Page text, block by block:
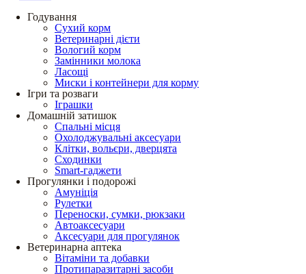
Годування
Сухий корм
Ветеринарні дієти
Вологий корм
Замінники молока
Ласощі
Миски і контейнери для корму
Ігри та розваги
Іграшки
Домашній затишок
Спальні місця
Охолоджувальні аксесуари
Клітки, вольєри, дверцята
Сходинки
Smart-гаджети
Прогулянки і подорожі
Амуніція
Рулетки
Переноски, сумки, рюкзаки
Автоаксесуари
Аксесуари для прогулянок
Ветеринарна аптека
Вітаміни та добавки
Протипаразитарні засоби